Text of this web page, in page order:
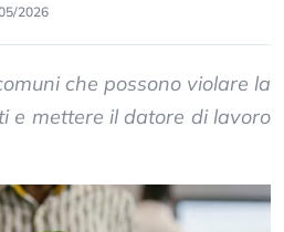
2026
che possono violare la
e mettere il datore di lavoro